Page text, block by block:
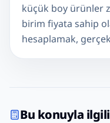
küçük boy ürünler
birim fiyata sahip
hesaplamak,
Bu konuyla